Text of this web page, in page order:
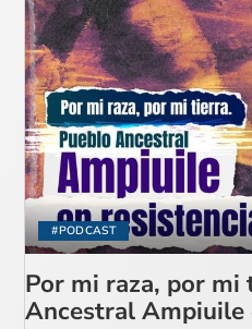
#PODCAST
Por mi raza, por mi
Ancestral Ampiuile